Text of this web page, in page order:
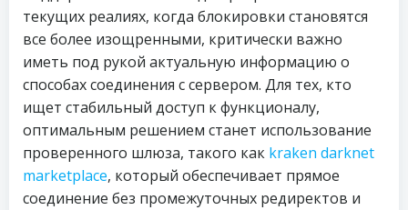
текущих реалиях, когда блокировки становятся
все более изощренными, критически важно
иметь под рукой актуальную информацию о
способах соединения с сервером. Для тех, кто
ищет стабильный доступ к функционалу,
оптимальным решением станет использование
проверенного шлюза, такого как kraken darknet
marketplace, который обеспечивает прямое
соединение без промежуточных редиректов и